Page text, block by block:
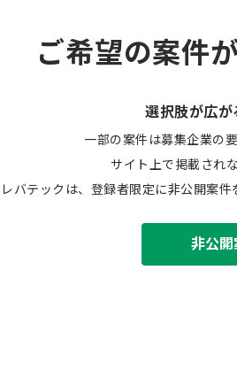
ご希望の案件
選択肢が広が
一部の案件は募集企業の
サイト上で掲載され
レバテックは、登録者限定に非公開案
非公